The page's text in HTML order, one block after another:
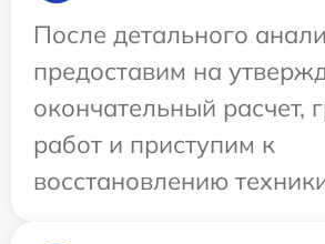
После детального
предоставим на
окончательный расчет,
работ и приступим к
восстановлению